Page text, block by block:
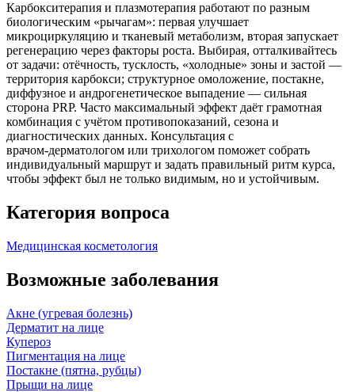
Карбокситерапия и плазмотерапия работают по разным
биологическим «рычагам»: первая улучшает
микроциркуляцию и тканевый метаболизм, вторая запускает
регенерацию через факторы роста. Выбирая, отталкивайтесь
от задачи: отёчность, тусклость, «холодные» зоны и застой —
территория карбокси; структурное омоложение, постакне,
диффузное и андрогенетическое выпадение — сильная
сторона PRP. Часто максимальный эффект даёт грамотная
комбинация с учётом противопоказаний, сезона и
диагностических данных. Консультация с
врачом‑дерматологом или трихологом поможет собрать
индивидуальный маршрут и задать правильный ритм курса,
чтобы эффект был не только видимым, но и устойчивым.
Категория вопроса
Медицинская косметология
Возможные заболевания
Акне (угревая болезнь)
Дерматит на лице
Купероз
Пигментация на лице
Постакне (пятна, рубцы)
Прыщи на лице